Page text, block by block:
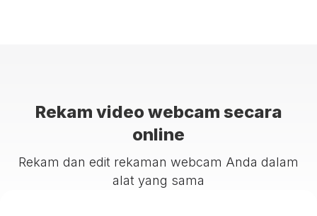
Rekam video webcam secara
online
Rekam dan edit rekaman webcam Anda dalam
alat yang sama